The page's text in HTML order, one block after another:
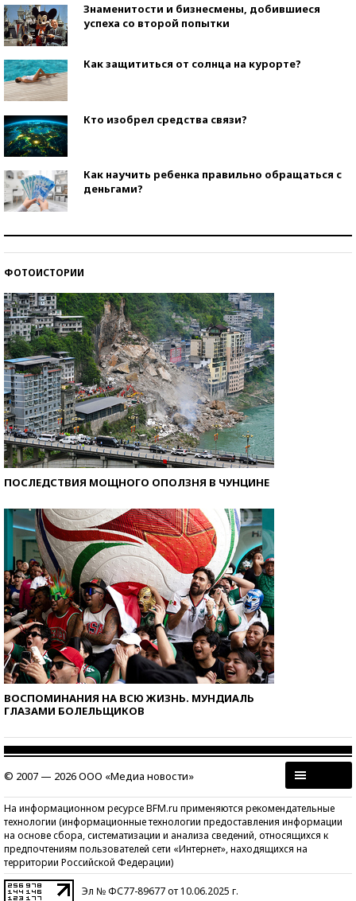
Знаменитости и бизнесмены, добившиеся
успеха со второй попытки
Как защититься от солнца на курорте?
Кто изобрел средства связи?
Как научить ребенка правильно обращаться с
деньгами?
ФОТОИСТОРИИ
ПОСЛЕДСТВИЯ МОЩНОГО ОПОЛЗНЯ В ЧУНЦИНЕ
ВОСПОМИНАНИЯ НА ВСЮ ЖИЗНЬ. МУНДИАЛЬ
ГЛАЗАМИ БОЛЕЛЬЩИКОВ
© 2007 — 2026 ООО «Медиа новости»
На информационном ресурсе BFM.ru применяются рекомендательные
технологии (информационные технологии предоставления информации
на основе сбора, систематизации и анализа сведений, относящихся к
предпочтениям пользователей сети «Интернет», находящихся на
территории Российской Федерации)
Эл № ФС77-89677 от 10.06.2025 г.